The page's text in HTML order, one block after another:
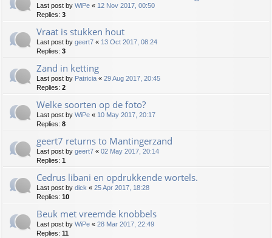
Last post by WiPe « 12 Nov 2017, 00:50
Replies: 3
Vraat is stukken hout
Last post by geert7 « 13 Oct 2017, 08:24
Replies: 3
Zand in ketting
Last post by Patricia « 29 Aug 2017, 20:45
Replies: 2
Welke soorten op de foto?
Last post by WiPe « 10 May 2017, 20:17
Replies: 8
geert7 returns to Mantingerzand
Last post by geert7 « 02 May 2017, 20:14
Replies: 1
Cedrus libani en opdrukkende wortels.
Last post by dick « 25 Apr 2017, 18:28
Replies: 10
Beuk met vreemde knobbels
Last post by WiPe « 28 Mar 2017, 22:49
Replies: 11